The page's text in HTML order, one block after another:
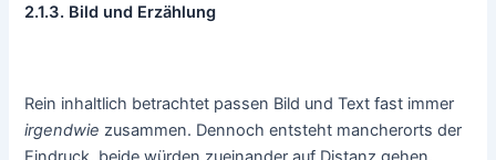
2.1.3. Bild und Erzählung
Rein inhaltlich betrachtet passen Bild und Text fast immer
irgendwie zusammen. Dennoch entsteht mancherorts der